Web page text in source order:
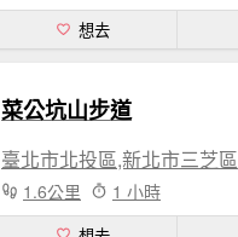
想去
菜公坑山步道
臺北市北投區,新北市三芝區
1.6公里 1 小時